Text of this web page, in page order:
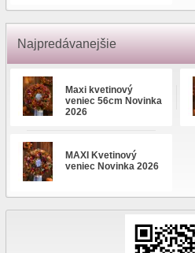
Najpredávanejšie
Maxi kvetinový
veniec 56cm Novinka
2026
MAXI Kvetinový
veniec Novinka 2026